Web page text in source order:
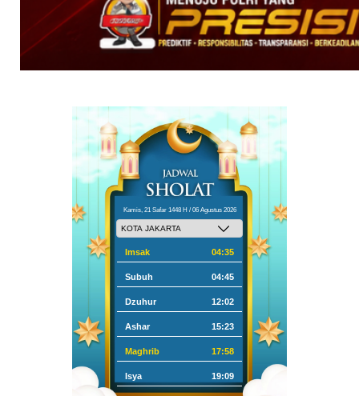
Kamis, 21 Safar 1448 H / 06 Agustus 2026
Imsak 04:35
Subuh 04:45
Dzuhur 12:02
Ashar 15:23
Maghrib 17:58
Isya 19:09